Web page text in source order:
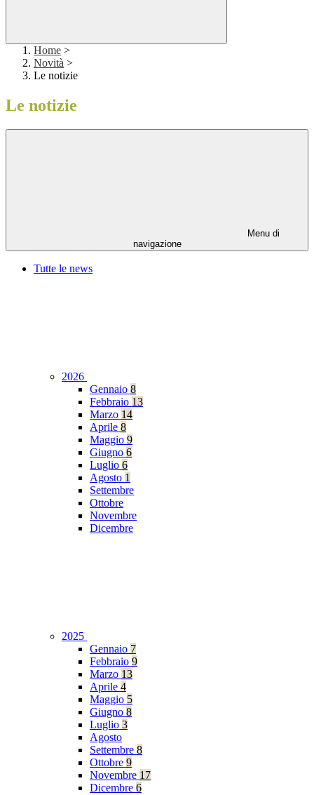
Home >
Novità >
Le notizie
Le notizie
Menu di
navigazione
Tutte le news
2026
Gennaio 8
Febbraio 13
Marzo 14
Aprile 8
Maggio 9
Giugno 6
Luglio 6
Agosto 1
Settembre
Ottobre
Novembre
Dicembre
2025
Gennaio 7
Febbraio 9
Marzo 13
Aprile 4
Maggio 5
Giugno 8
Luglio 3
Agosto
Settembre 8
Ottobre 9
Novembre 17
Dicembre 6